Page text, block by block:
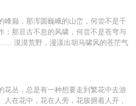
峰巅，那浑圆巍峨的山峦，何尝不是千
；那亘古不息的风啸，何尝不是苍穹与
漠漠荒野，漫漾出胡马啸风的苍茫气
花丛，总是有一种想要走到繁花中去游
人在花中，花在人旁，花簇拥着人开，